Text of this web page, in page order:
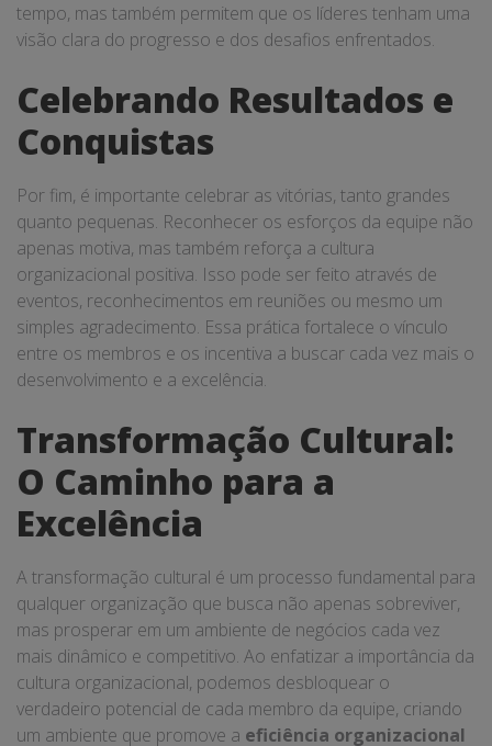
tempo, mas também permitem que os líderes tenham uma
visão clara do progresso e dos desafios enfrentados.
Celebrando Resultados e
Conquistas
Por fim, é importante celebrar as vitórias, tanto grandes
quanto pequenas. Reconhecer os esforços da equipe não
apenas motiva, mas também reforça a cultura
organizacional positiva. Isso pode ser feito através de
eventos, reconhecimentos em reuniões ou mesmo um
simples agradecimento. Essa prática fortalece o vínculo
entre os membros e os incentiva a buscar cada vez mais o
desenvolvimento e a excelência.
Transformação Cultural:
O Caminho para a
Excelência
A transformação cultural é um processo fundamental para
qualquer organização que busca não apenas sobreviver,
mas prosperar em um ambiente de negócios cada vez
mais dinâmico e competitivo. Ao enfatizar a importância da
cultura organizacional, podemos desbloquear o
verdadeiro potencial de cada membro da equipe, criando
um ambiente que promove a eficiência organizacional